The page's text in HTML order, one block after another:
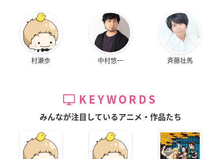
村瀬歩 中村悠一 斉藤壮馬
KEYWORDS
みんなが注目しているアニメ・作品たち